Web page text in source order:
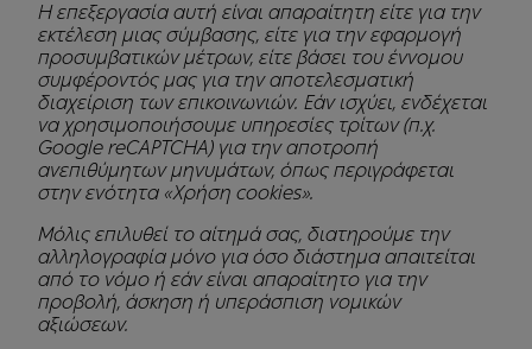
Η επεξεργασία αυτή είναι απαραίτητη είτε για την
εκτέλεση μιας σύμβασης, είτε για την εφαρμογή
προσυμβατικών μέτρων, είτε βάσει του έννομου
συμφέροντός μας για την αποτελεσματική
διαχείριση των επικοινωνιών. Εάν ισχύει, ενδέχεται
να χρησιμοποιήσουμε υπηρεσίες τρίτων (π.χ.
Google reCAPTCHA) για την αποτροπή
ανεπιθύμητων μηνυμάτων, όπως περιγράφεται
στην ενότητα «Χρήση cookies».
Μόλις επιλυθεί το αίτημά σας, διατηρούμε την
αλληλογραφία μόνο για όσο διάστημα απαιτείται
από το νόμο ή εάν είναι απαραίτητο για την
προβολή, άσκηση ή υπεράσπιση νομικών
αξιώσεων.